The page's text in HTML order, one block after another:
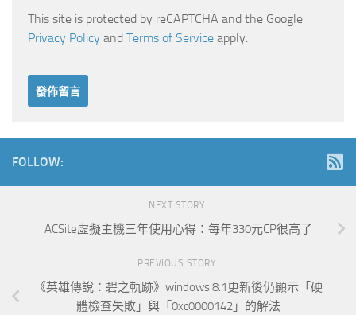
This site is protected by reCAPTCHA and the Google
Privacy Policy and Terms of Service apply.
FOLLOW:
NEXT STORY
ACSite虛擬主機三年使用心得：每年330元CP很高了
PREVIOUS STORY
《英雄傳說：碧之軌跡》windows 8.1更新後仍顯示「硬
體檢查失敗」與「0xc0000142」的解法